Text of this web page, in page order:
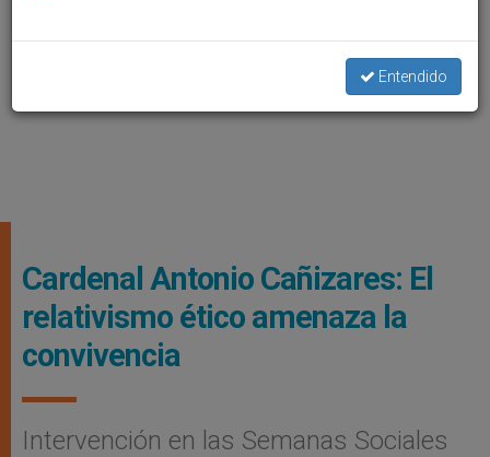
Cardenal Antonio Cañizares: El
relativismo ético amenaza la
convivencia
Intervención en las Semanas Sociales
Entendido